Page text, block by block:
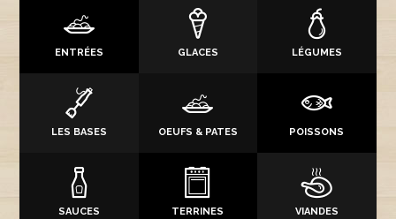
ENTRÉES GLACES LÉGUMES
LES BASES OEUFS & PATES POISSONS
SAUCES TERRINES VIANDES